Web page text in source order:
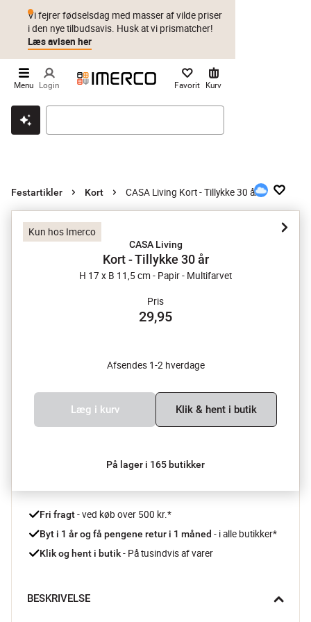
Klik & hent Byt i 1 år Prismatch
Vi fejrer fødselsdag med masser af vilde priser
i den nye tilbudsavis. Husk at vi prismatcher!
Læs avisen her
Menu Login Favorit Kurv
Festartikler Kort CASA Living Kort - Tillykke 30 år
Kun hos Imerco
CASA Living
Kort - Tillykke 30 år
H 17 x B 11,5 cm - Papir - Multifarvet
Pris
29,95
Afsendes 1-2 hverdage
Læg i kurv Klik & hent i butik
På lager i 165 butikker
Fri fragt - ved køb over 500 kr.*
Byt i 1 år og få pengene retur i 1 måned - i alle butikker*
Klik og hent i butik - På tusindvis af varer
BESKRIVELSE